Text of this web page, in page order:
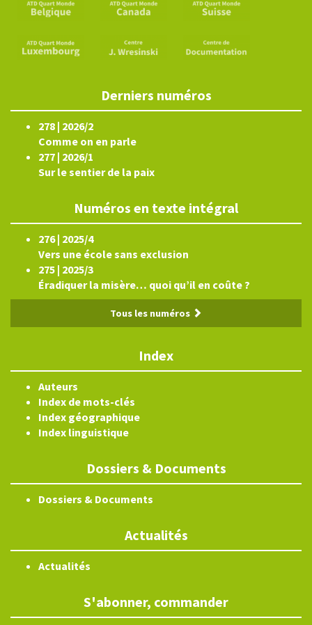
Derniers numéros
278 | 2026/2
Comme on en parle
277 | 2026/1
Sur le sentier de la paix
Numéros en texte intégral
276 | 2025/4
Vers une école sans exclusion
275 | 2025/3
Éradiquer la misère… quoi qu’il en coûte ?
Tous les numéros
Index
Auteurs
Index de mots-clés
Index géographique
Index linguistique
Dossiers & Documents
Dossiers & Documents
Actualités
Actualités
S'abonner, commander